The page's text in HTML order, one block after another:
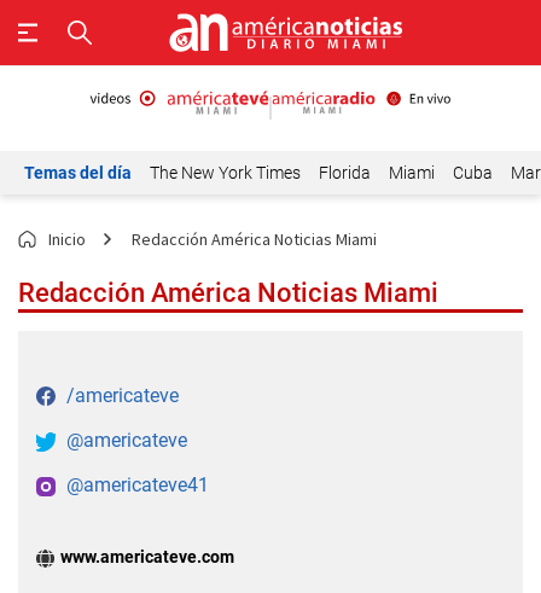
Temas del día The New York Times Florida Miami Cuba
Inicio Redacción América Noticias Miami
Redacción América Noticias Miami
/americateve
@americateve
@americateve41
www.americateve.com